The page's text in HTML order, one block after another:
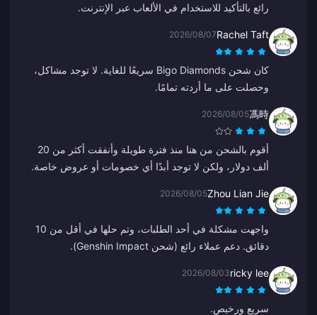
رائع بالتأكيد للاستخدام في الألعاب عبر الإنترنت.
Rachel Taft
2026/08/07
كان شحن Bigo Diamonds سريعًا للغاية. لا توجد مشاكل،
وحصلت على ما أردته تمامًا.
馮時
2026/08/05
أقوم بالشحن من هنا منذ فترة طويلة وأنفقت أكثر من 20
ألف دولار، ولكن لا توجد أبدًا أي خصومات أو عروض خاصة.
للآمال عدم رؤية أي مكافآت للعملاء الأوفياء.
Zhou Lian Jie
2026/08/05
واجهت مشكلة في أحد الطلبات، وتم حلها في أقل من 10
دقائق. دعم عملاء رائع (شحن Genshin Impact).
ricky lee
2026/08/03
سريع ورخيص.